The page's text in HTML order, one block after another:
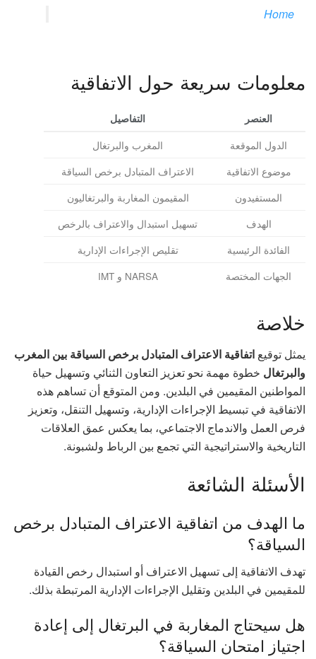
Home
معلومات سريعة حول الاتفاقية
العنصر التفاصيل
الدول الموقعة
المغرب والبرتغال
موضوع الاتفاقية
الاعتراف المتبادل برخص السياقة
المستفيدون
المقيمون المغاربة والبرتغاليون
الهدف
تسهيل استبدال والاعتراف بالرخص
الفائدة الرئيسية
تقليص الإجراءات الإدارية
الجهات المختصة
NARSA و IMT
خلاصة
يمثل توقيع اتفاقية الاعتراف المتبادل برخص السياقة بين المغرب
والبرتغال خطوة مهمة نحو تعزيز التعاون الثنائي وتسهيل حياة
المواطنين المقيمين في البلدين. ومن المتوقع أن تساهم هذه
الاتفاقية في تبسيط الإجراءات الإدارية، وتسهيل التنقل، وتعزيز
فرص العمل والاندماج الاجتماعي، بما يعكس عمق العلاقات
التاريخية والاستراتيجية التي تجمع بين الرباط ولشبونة.
الأسئلة الشائعة
ما الهدف من اتفاقية الاعتراف المتبادل برخص
السياقة؟
تهدف الاتفاقية إلى تسهيل الاعتراف أو استبدال رخص القيادة
للمقيمين في البلدين وتقليل الإجراءات الإدارية المرتبطة بذلك.
هل سيحتاج المغاربة في البرتغال إلى إعادة
اجتياز امتحان السياقة؟